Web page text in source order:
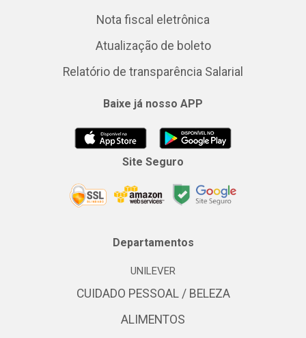
Nota fiscal eletrônica
Atualização de boleto
Relatório de transparência Salarial
Baixe já nosso APP
Site Seguro
Departamentos
UNILEVER
CUIDADO PESSOAL / BELEZA
ALIMENTOS